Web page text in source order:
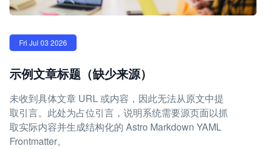
Fri Jul 03 2026
示例文章标题（缺少来源）
未收到具体文章 URL 或内容，因此无法从原文中提
取引言。此处为占位引言，说明系统需要源页面以抓
取实际内容并生成结构化的 Astro Markdown YAML
Frontmatter。